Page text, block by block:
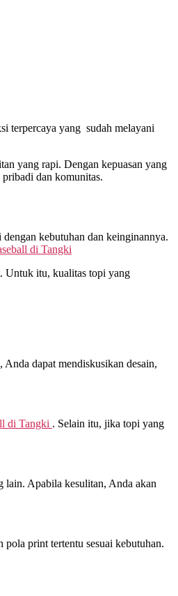
terpercaya yang sudah melayani
yang rapi. Dengan kepuasan yang
dan komunitas.
dengan kebutuhan dan keinginannya.
di Tangki
Untuk itu, kualitas topi yang
, Anda dapat mendiskusikan desain,
di Tangki . Selain itu, jika topi yang
lain. Apabila kesulitan, Anda akan
print tertentu sesuai kebutuhan.